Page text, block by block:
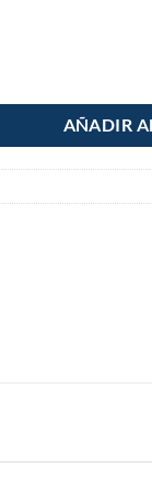
AÑADIR